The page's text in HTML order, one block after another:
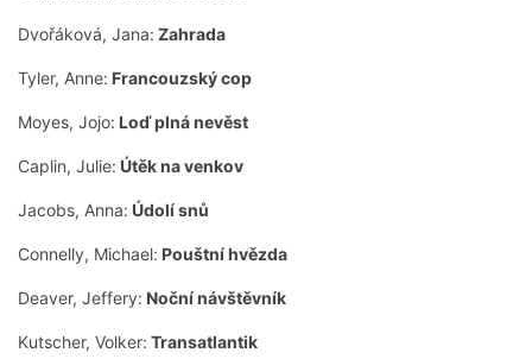
Dvořáková, Jana: Zahrada
Tyler, Anne: Francouzský cop
Moyes, Jojo: Loď plná nevěst
Caplin, Julie: Útěk na venkov
Jacobs, Anna: Údolí snů
Connelly, Michael: Pouštní hvězda
Deaver, Jeffery: Noční návštěvník
Kutscher, Volker: Transatlantik